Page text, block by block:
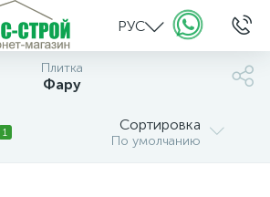
РУС
Плитка
Фару
1 Сортировка
По умолчанию